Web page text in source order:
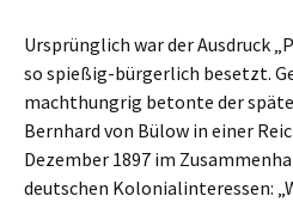
Ursprünglich war der Ausdruck
so spießig-bürgerlich besetzt.
machthungrig betonte der
Bernhard von Bülow in einer
Dezember 1897 im
deutschen Kolonialinteressen: